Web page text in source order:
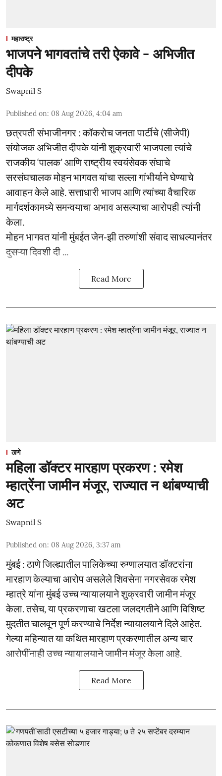
महाराष्ट्र
भाजपने भागवतांचे तरी ऐकावे - अभिजीत
दीपके
Swapnil S
Published on: 08 Aug 2026, 4:04 am
छत्रपती संभाजीनगर : कॉकराेच जनता पार्टीचे (सीजेपी)
संयोजक अभिजीत दीपके यांनी शुक्रवारी भाजपला त्यांचे
राजकीय ‘पालक’ आणि राष्ट्रीय स्वयंसेवक संघाचे
सरसंघचालक मोहन भागवत यांचा सल्ला गांभीर्याने घेण्याचे
आवाहन केले आहे. सत्ताधारी भाजप आणि त्यांच्या वैचारिक
मार्गदर्शकामध्ये समन्वयाचा अभाव असल्याचा आरोपही त्यांनी
केला.
मोहन भागवत यांनी मुंबईत जेन-झी तरुणांशी संवाद साधल्यानंतर
दुसऱ्या दिवशी दी ...
Read More
ठाणे
महिला डॉक्टर मारहाण प्रकरण : रमेश
म्हात्रेंना जामीन मंजूर, राज्यात न थांबण्याची
अट
Swapnil S
Published on: 08 Aug 2026, 3:37 am
मुंबई : ठाणे जिल्ह्यातील पालिकेच्या रुग्णालयात डॉक्टरांना
मारहाण केल्याचा आरोप असलेले शिवसेना नगरसेवक रमेश
म्हात्रे यांना मुंबई उच्च न्यायालयाने शुक्रवारी जामीन मंजूर
केला. तसेच, या प्रकरणाचा खटला जलदगतीने आणि विशिष्ट
मुदतीत चालवून पूर्ण करण्याचे निर्देश न्यायालयाने दिले आहेत.
गेल्या महिन्यात या कथित मारहाण प्रकरणातील अन्य चार
आरोपींनाही उच्च न्यायालयाने जामीन मंजूर केला आहे.
Read More